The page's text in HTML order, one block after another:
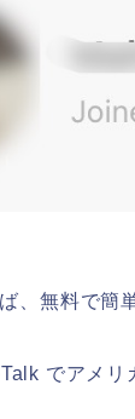
、 無料で簡
でアメリ